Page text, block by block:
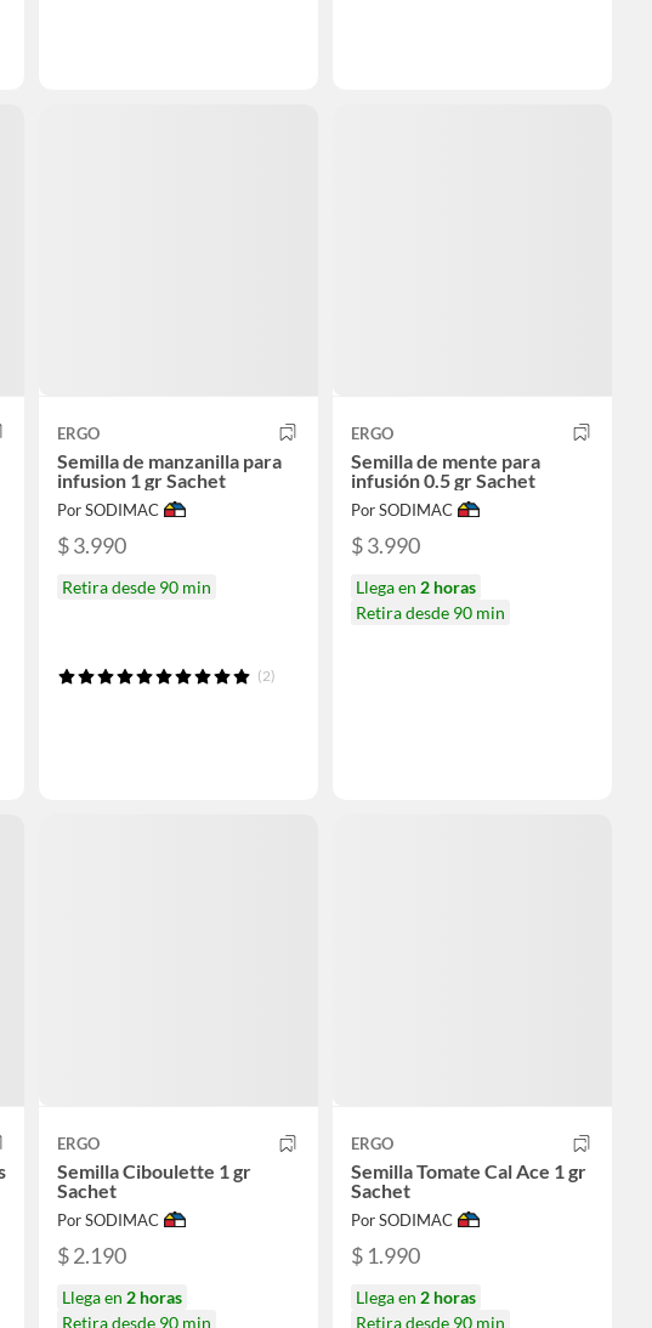
ERGO
Semilla de manzanilla para
infusion 1 gr Sachet
Por SODIMAC
$ 3.990
Retira desde 90 min
(2)
ERGO
Semilla de mente para
infusión 0.5 gr Sachet
Por SODIMAC
$ 3.990
Llega en 2 horas
Retira desde 90 min
ERGO
Semilla Ciboulette 1 gr
Sachet
Por SODIMAC
$ 2.190
Llega en 2 horas
Retira desde 90 min
ERGO
Semilla Tomate Cal Ace 1 gr
Sachet
Por SODIMAC
$ 1.990
Llega en 2 horas
Retira desde 90 min